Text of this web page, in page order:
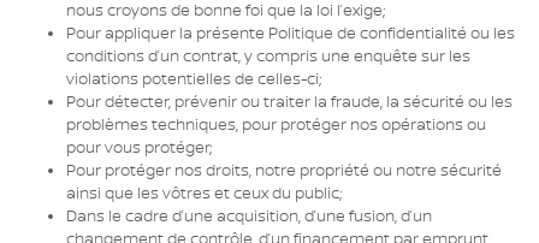
nous croyons de bonne foi que la loi l’exige;
Pour appliquer la présente Politique de confidentialité ou les
conditions d’un contrat, y compris une enquête sur les
violations potentielles de celles-ci;
Pour détecter, prévenir ou traiter la fraude, la sécurité ou les
problèmes techniques, pour protéger nos opérations ou
pour vous protéger;
Pour protéger nos droits, notre propriété ou notre sécurité
ainsi que les vôtres et ceux du public;
Dans le cadre d’une acquisition, d’une fusion, d’un